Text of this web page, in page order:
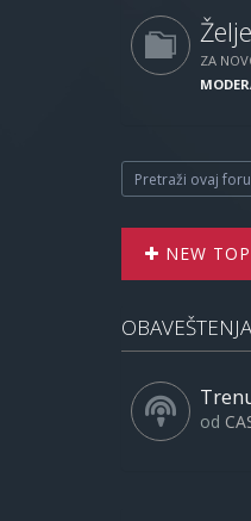
ZA
NEW
OBAVEŠTENJA
od